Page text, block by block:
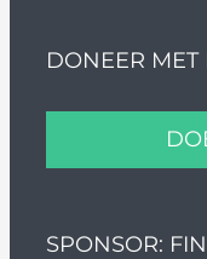
DONEER MET
SPONSOR: